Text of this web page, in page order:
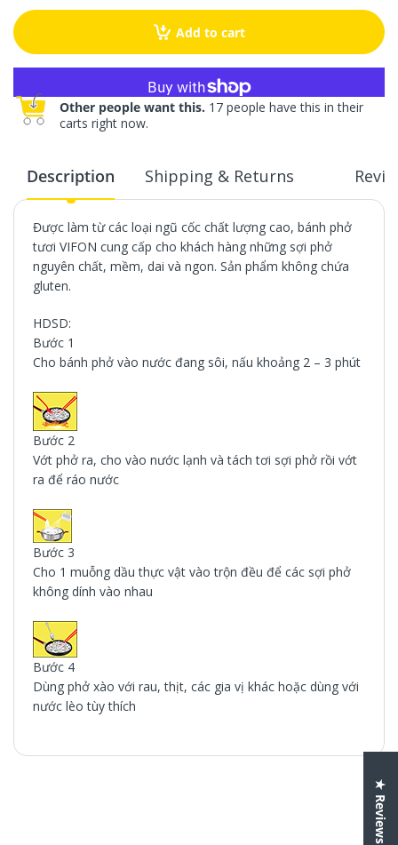
Add to cart
More payment options
Other people want this. 17 people have this in their
carts right now.
Description Shipping & Returns
Được làm từ các loại ngũ cốc chất lượng cao, bánh phở
tươi VIFON cung cấp cho khách hàng những sợi phở
nguyên chất, mềm, dai và ngon. Sản phẩm không chứa
gluten.
HDSD:
Bước 1
Cho bánh phở vào nước đang sôi, nấu khoảng 2 – 3 phút
Bước 2
Vớt phở ra, cho vào nước lạnh và tách tơi sợi phở rồi vớt
ra để ráo nước
Bước 3
Cho 1 muỗng dầu thực vật vào trộn đều để các sợi phở
không dính vào nhau
Bước 4
Dùng phở xào với rau, thịt, các gia vị khác hoặc dùng với
nước lèo tùy thích
Customer Reviews
★ Reviews